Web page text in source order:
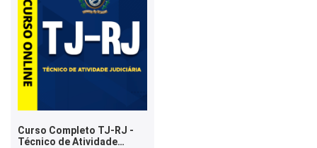
Curso Completo TJ-RJ -
Técnico de Atividade